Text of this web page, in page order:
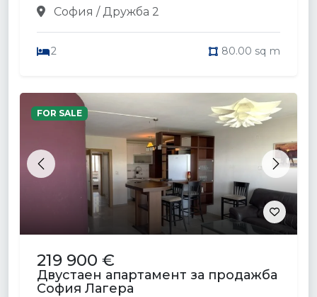
София / Дружба 2
2 80.00 sq m
Previous Next
FOR SALE
219 900 €
Двустаен апартамент за продажба
София Лагера